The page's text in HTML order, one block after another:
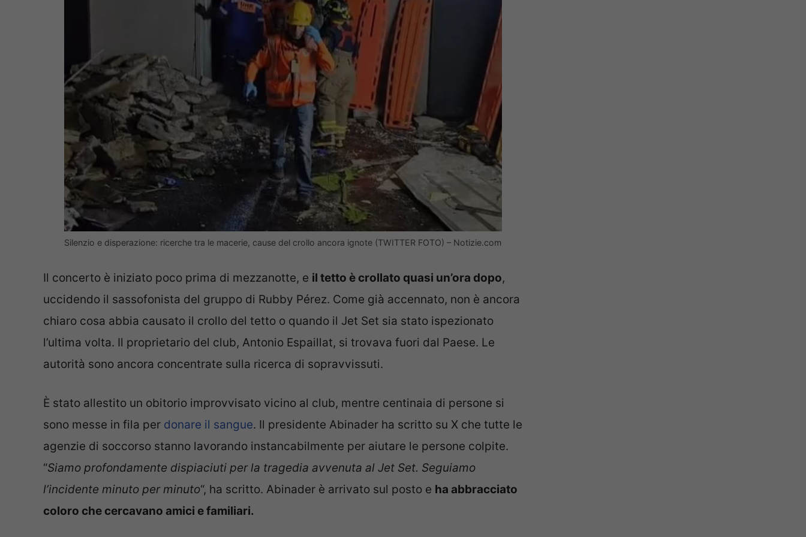
Silenzio e disperazione: ricerche tra le macerie, cause del crollo ancora ignote (TWITTER FOTO) – Notizie.com
Il concerto è iniziato poco prima di mezzanotte, e il tetto è crollato quasi un’ora dopo,
uccidendo il sassofonista del gruppo di Rubby Pérez. Come già accennato, non è ancora
chiaro cosa abbia causato il crollo del tetto o quando il Jet Set sia stato ispezionato
l’ultima volta. Il proprietario del club, Antonio Espaillat, si trovava fuori dal Paese. Le
autorità sono ancora concentrate sulla ricerca di sopravvissuti.
È stato allestito un obitorio improvvisato vicino al club, mentre centinaia di persone si
sono messe in fila per donare il sangue. Il presidente Abinader ha scritto su X che tutte le
agenzie di soccorso stanno lavorando instancabilmente per aiutare le persone colpite.
“Siamo profondamente dispiaciuti per la tragedia avvenuta al Jet Set. Seguiamo
l’incidente minuto per minuto“, ha scritto. Abinader è arrivato sul posto e ha abbracciato
coloro che cercavano amici e familiari.